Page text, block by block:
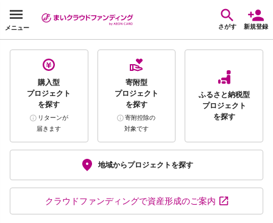
メニュー さがす 新規登録
購入型
プロジェクト
を探す
リターンが
届きます
寄附型
プロジェクト
を探す
寄附控除の
対象です
ふるさと納税型
プロジェクト
を探す
地域からプロジェクトを探す
クラウドファンディングで資産形成のご案内